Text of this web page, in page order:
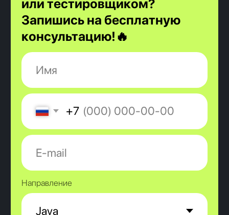
Переходи внаше сообщество ВК
задавай вопросы напрямую нашим
выпускникам